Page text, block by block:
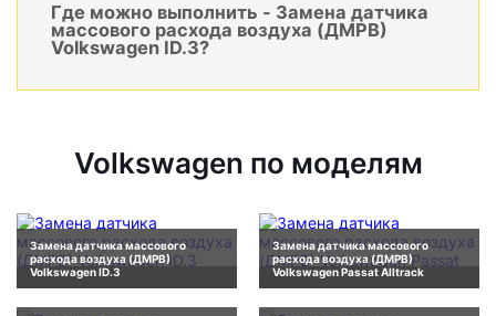
Где можно выполнить - Замена датчика
массового расхода воздуха (ДМРВ)
Volkswagen ID.3?
Volkswagen по моделям
Замена датчика массового
расхода воздуха (ДМРВ)
Volkswagen ID.3
Замена датчика массового
расхода воздуха (ДМРВ)
Volkswagen Passat Alltrack